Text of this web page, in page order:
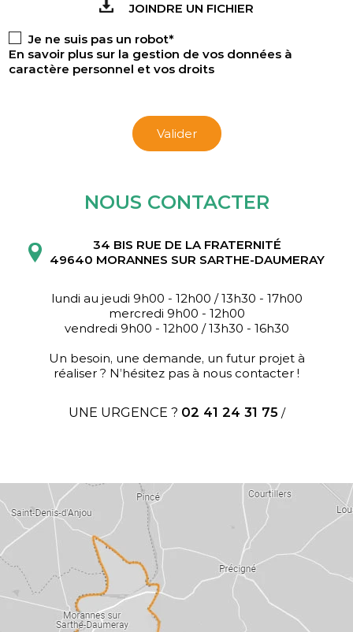
JOINDRE UN FICHIER
Je ne suis pas un robot*
En savoir plus sur la gestion de vos données à
caractère personnel et vos droits
Valider
NOUS CONTACTER
34 BIS RUE DE LA FRATERNITÉ
49640 MORANNES SUR SARTHE-DAUMERAY
lundi au jeudi 9h00 - 12h00 / 13h30 - 17h00
mercredi 9h00 - 12h00
vendredi 9h00 - 12h00 / 13h30 - 16h30
Un besoin, une demande, un futur projet à
réaliser ? N’hésitez pas à nous contacter !
UNE URGENCE ? 02 41 24 31 75 /